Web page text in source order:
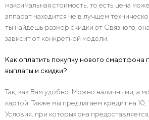
максимальная стоимость, то есть цена
аппарат находится не в лучшем
ты найдешь размер скидки от Связного,
зависит от конкретной модели.
Как оплатить покупку нового смартфона
выплаты и скидки?
Так, как Вам удобно. Можно наличными, а
картой. Также мы предлагаем кредит на 10,
Условия, при которых она